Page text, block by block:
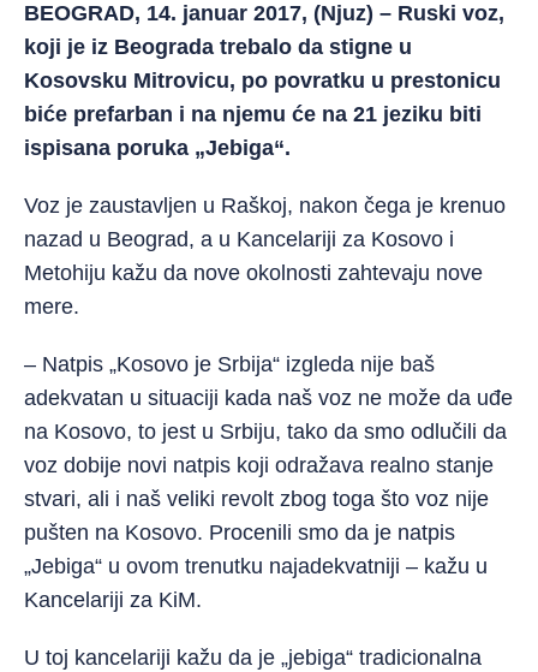
BEOGRAD, 14. januar 2017, (Njuz) – Ruski voz,
koji je iz Beograda trebalo da stigne u
Kosovsku Mitrovicu, po povratku u prestonicu
biće prefarban i na njemu će na 21 jeziku biti
ispisana poruka „Jebiga“.
Voz je zaustavljen u Raškoj, nakon čega je krenuo
nazad u Beograd, a u Kancelariji za Kosovo i
Metohiju kažu da nove okolnosti zahtevaju nove
mere.
– Natpis „Kosovo je Srbija“ izgleda nije baš
adekvatan u situaciji kada naš voz ne može da uđe
na Kosovo, to jest u Srbiju, tako da smo odlučili da
voz dobije novi natpis koji odražava realno stanje
stvari, ali i naš veliki revolt zbog toga što voz nije
pušten na Kosovo. Procenili smo da je natpis
„Jebiga“ u ovom trenutku najadekvatniji – kažu u
Kancelariji za KiM.
U toj kancelariji kažu da je „jebiga“ tradicionalna